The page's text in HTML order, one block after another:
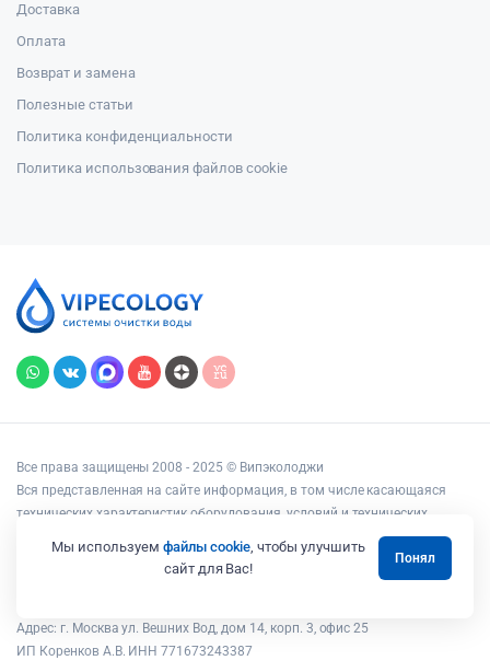
Доставка
Оплата
Возврат и замена
Полезные статьи
Политика конфиденциальности
Политика использования файлов cookie
Все права защищены 2008 - 2025 © Випэколоджи
Вся представленная на сайте информация, в том числе касающаяся
технических характеристик оборудования, условий и технических
возможностей подключения, наличия на складе, стоимости товаров и
услуг, носит информационный характер и ни при каких условиях не
является публичной офертой, определяемой положениями статьи 437
Адрес: г. Москва ул. Вешних Вод, дом 14, корп. 3, офис 25
ИП Коренков А.В. ИНН 771673243387
Мы используем файлы cookie, чтобы улучшить
сайт для Вас!
Понял